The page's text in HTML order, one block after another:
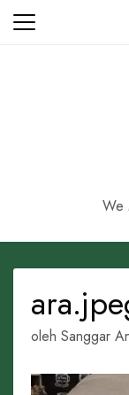
Skip
We
oleh Sanggar